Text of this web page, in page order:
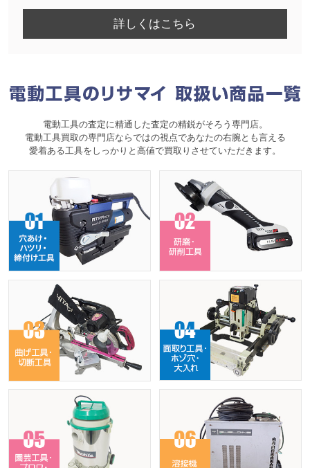
詳しくはこちら
電動工具の査定に精通した査定の精鋭がそろう専門店。
電動工具買取の専門店ならではの視点であなたの右腕とも言える
愛着ある工具をしっかりと高値で買取りさせていただきます。